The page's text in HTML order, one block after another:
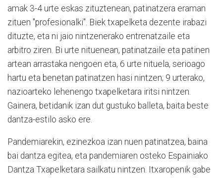
amak 3-4 urte eskas zituztenean, patinatzera eraman
zituen "profesionalki". Biek txapelketa dezente irabazi
dituzte, eta ni jaio nintzenerako entrenatzaile eta
arbitro ziren. Bi urte nituenean, patinatzaile eta patinen
artean arrastaka nengoen eta, 6 urte nituela, serioago
hartu eta benetan patinatzen hasi nintzen; 9 urterako,
nazioarteko lehenengo txapelketara iritsi nintzen.
Gainera, betidanik izan dut gustuko balleta, baita beste
dantza-estilo asko ere.
Pandemiarekin, ezinezkoa izan nuen patinatzea, baina
bai dantza egitea, eta pandemiaren osteko Espainiako
Dantza Txapelketara sailkatu nintzen. Itxaropenik gabe